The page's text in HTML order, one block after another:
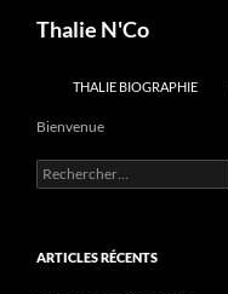
Thalie N'Co
THALIE BIOGRAPHIE
Bienvenue
Rechercher :
ARTICLES RÉCENTS